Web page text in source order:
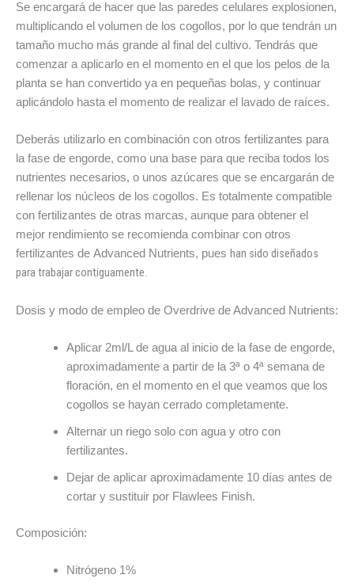
Se encargará de hacer que las paredes celulares explosionen,
multiplicando el volumen de los cogollos, por lo que tendrán un
tamaño mucho más grande al final del cultivo. Tendrás que
comenzar a aplicarlo en el momento en el que los pelos de la
planta se han convertido ya en pequeñas bolas, y continuar
aplicándolo hasta el momento de realizar el lavado de raíces.
Deberás utilizarlo en combinación con otros fertilizantes para
la fase de engorde, como una base para que reciba todos los
nutrientes necesarios, o unos azúcares que se encargarán de
rellenar los núcleos de los cogollos. Es totalmente compatible
con fertilizantes de otras marcas, aunque para obtener el
mejor rendimiento se recomienda combinar con otros
fertilizantes de Advanced Nutrients, pues han sido diseñados
para trabajar contiguamente.
Dosis y modo de empleo de Overdrive de Advanced Nutrients:
Aplicar 2ml/L de agua al inicio de la fase de engorde,
aproximadamente a partir de la 3ª o 4ª semana de
floración, en el momento en el que veamos que los
cogollos se hayan cerrado completamente.
Alternar un riego solo con agua y otro con
fertilizantes.
Dejar de aplicar aproximadamente 10 días antes de
cortar y sustituir por Flawlees Finish.
Composición:
Nitrógeno 1%